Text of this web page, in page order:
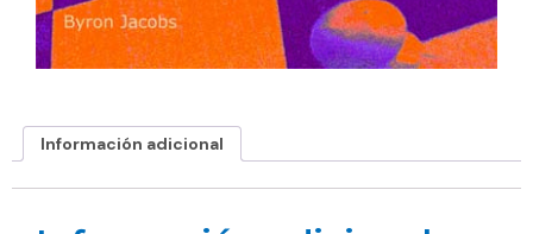
Información adicional